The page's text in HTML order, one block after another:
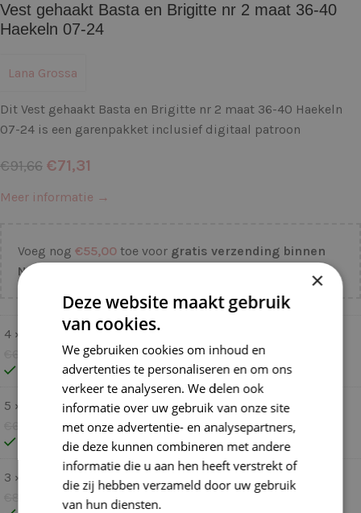
Vest gehaakt Basta en Brigitte nr 2 maat 36-40
Haekeln 07-24
Lana Grossa
Dit Vest gehaakt Basta en Brigitte nr 2 maat 36-40 Haekeln
07-24 is een garenpakket inclusief digitaal patroon
€91,66 €71,31
Meer informatie →
Voeg nog €55,00 toe voor gratis verzending binnen
NL!
4 ×
Lana Grossa Basta 03 Beige
5,59
Op voorraad
5 ×
Lana Grossa Basta 22 Zwart
5,59
Op voorraad
3 ×
Lana Grossa Brigitte Nr 2 kl 036 Zwart
×
Deze website maakt gebruik
van cookies.
We gebruiken cookies om inhoud en
advertenties te personaliseren en om ons
verkeer te analyseren. We delen ook
informatie over uw gebruik van onze site
met onze advertentie- en analysepartners,
die deze kunnen combineren met andere
informatie die u aan hen heeft verstrekt of
die zij hebben verzameld door uw gebruik
van hun diensten.